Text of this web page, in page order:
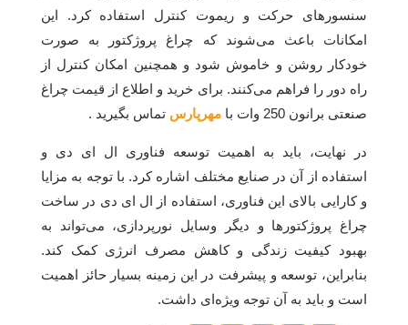
سنسورهای حرکت و ریموت کنترل استفاده کرد. این
امکانات باعث می‌شوند که چراغ پروژکتور به صورت
خودکار روشن و خاموش شود و همچنین امکان کنترل از
راه دور را فراهم می‌کنند. برای خرید و اطلاع از قیمت چراغ
صنعتی برانون 250 وات با
مهرپارس تماس بگیرید .
در نهایت، باید به اهمیت توسعه فناوری ال ای دی و
استفاده از آن در صنایع مختلف اشاره کرد. با توجه به مزایا
و کارایی بالای این فناوری، استفاده از ال ای دی در ساخت
چراغ پروژکتورها و دیگر وسایل نورپردازی، می‌تواند به
بهبود کیفیت زندگی و کاهش مصرف انرژی کمک کند.
بنابراین، توسعه و پیشرفت در این زمینه بسیار حائز اهمیت
است و باید به آن توجه ویژه‌ای داشت.